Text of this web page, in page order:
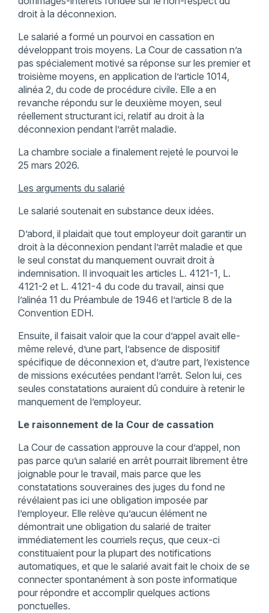
droit à la déconnexion.
Le salarié a formé un pourvoi en cassation en
développant trois moyens. La Cour de cassation n’a
pas spécialement motivé sa réponse sur les premier et
troisième moyens, en application de l’article 1014,
alinéa 2, du code de procédure civile. Elle a en
revanche répondu sur le deuxième moyen, seul
réellement structurant ici, relatif au droit à la
déconnexion pendant l’arrêt maladie.
La chambre sociale a finalement rejeté le pourvoi le
25 mars 2026.
Les arguments du salarié
Le salarié soutenait en substance deux idées.
D’abord, il plaidait que tout employeur doit garantir un
droit à la déconnexion pendant l’arrêt maladie et que
le seul constat du manquement ouvrait droit à
indemnisation. Il invoquait les articles L. 4121-1, L.
4121-2 et L. 4121-4 du code du travail, ainsi que
l’alinéa 11 du Préambule de 1946 et l’article 8 de la
Convention EDH.
Ensuite, il faisait valoir que la cour d’appel avait elle-
même relevé, d’une part, l’absence de dispositif
spécifique de déconnexion et, d’autre part, l’existence
de missions exécutées pendant l’arrêt. Selon lui, ces
seules constatations auraient dû conduire à retenir le
manquement de l’employeur.
Le raisonnement de la Cour de cassation
La Cour de cassation approuve la cour d’appel, non
pas parce qu’un salarié en arrêt pourrait librement être
joignable pour le travail, mais parce que les
constatations souveraines des juges du fond ne
révélaient pas ici une obligation imposée par
l’employeur. Elle relève qu’aucun élément ne
démontrait une obligation du salarié de traiter
immédiatement les courriels reçus, que ceux-ci
constituaient pour la plupart des notifications
automatiques, et que le salarié avait fait le choix de se
connecter spontanément à son poste informatique
pour répondre et accomplir quelques actions
ponctuelles.